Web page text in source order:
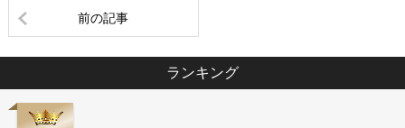
前の記事
ランキング